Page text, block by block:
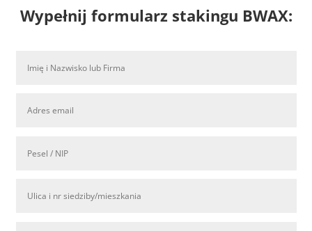
Wypełnij formularz stakingu BWAX: